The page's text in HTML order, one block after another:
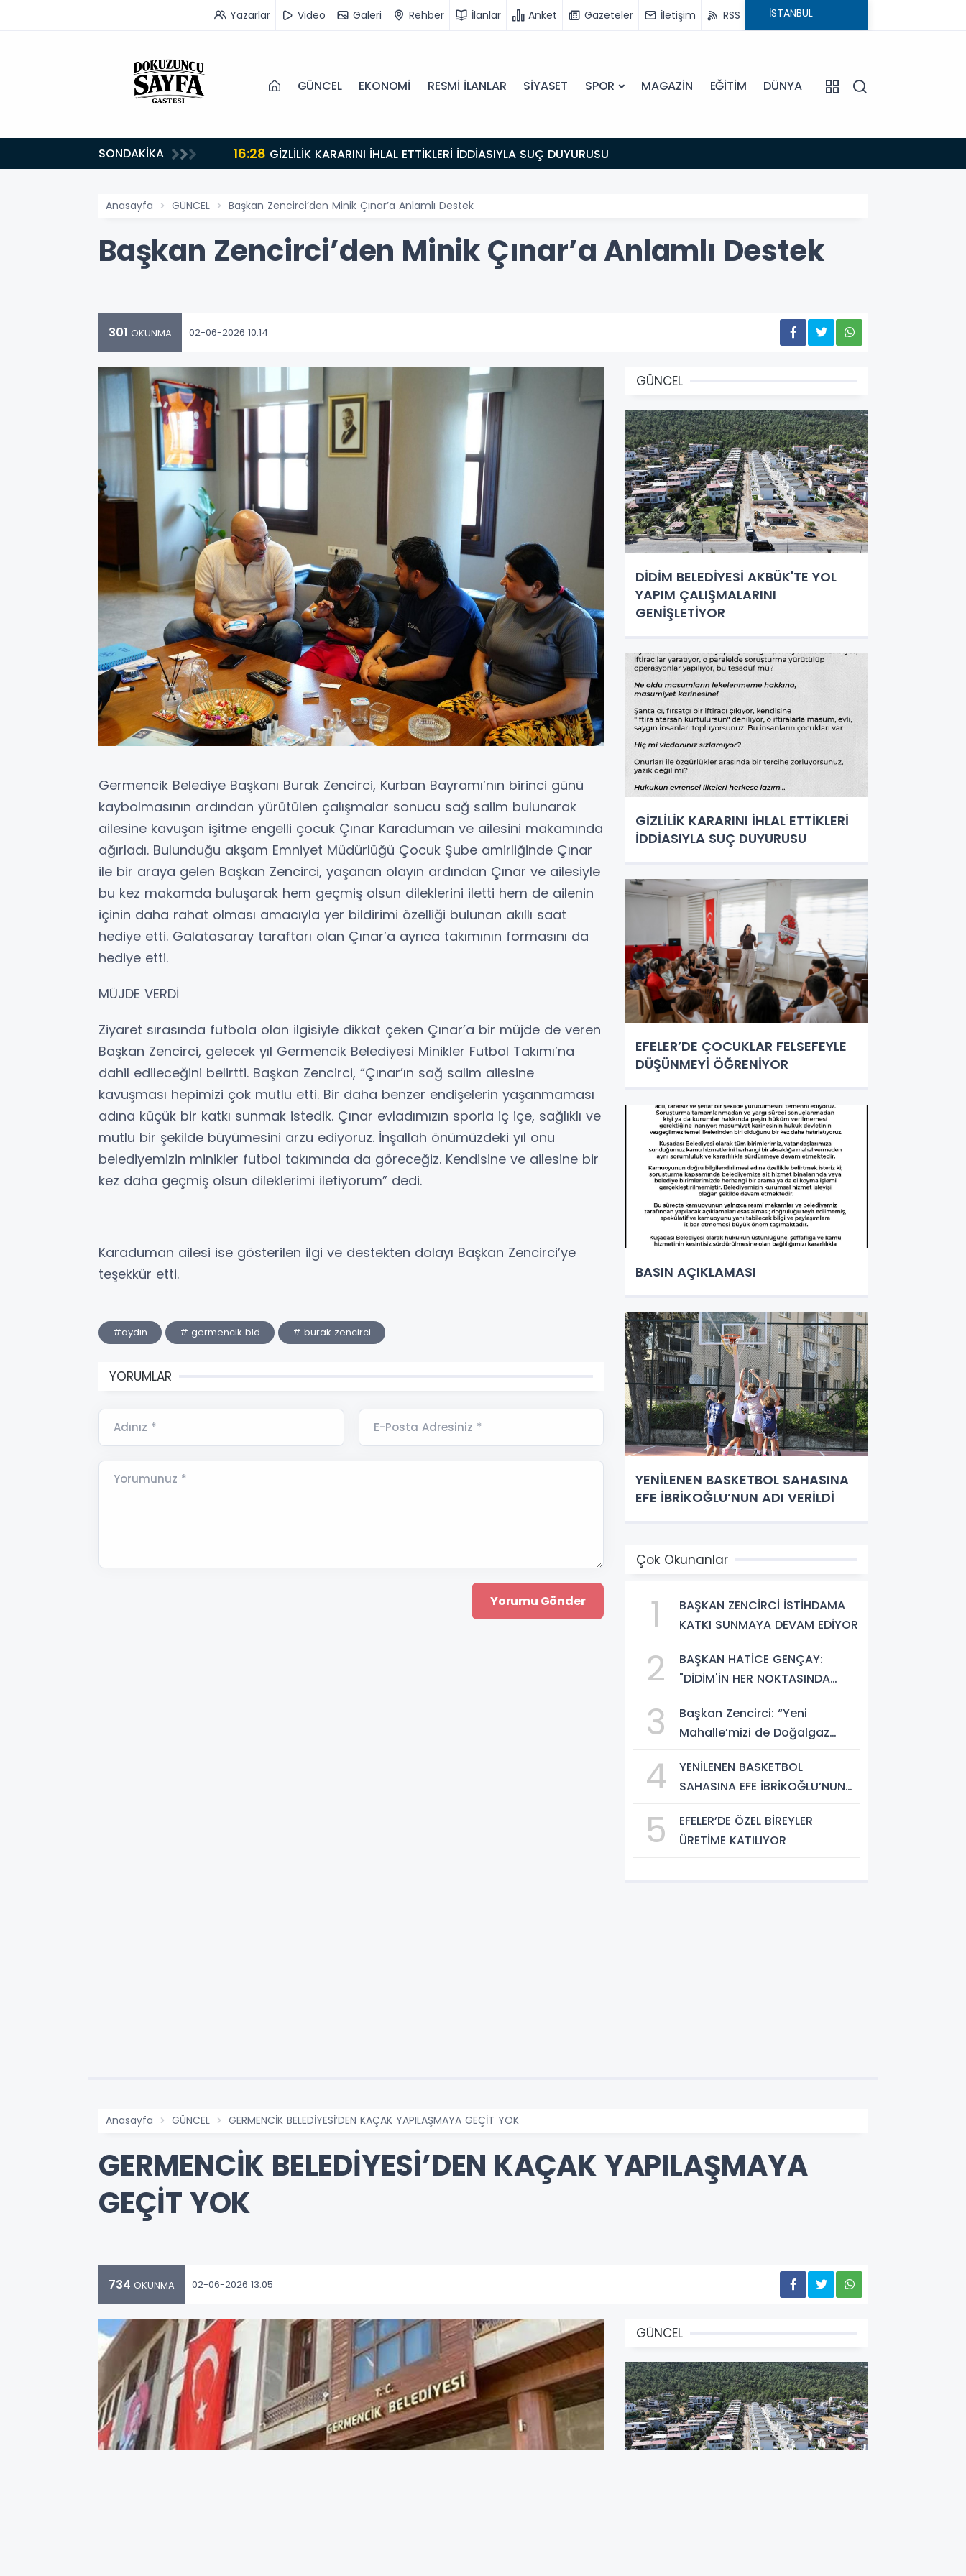
Yazarlar Video Galeri Rehber İlanlar Anket Gazeteler İletişim RSS
GÜNCEL EKONOMİ RESMİ İLANLAR SİYASET SPOR MAGAZİN EĞİTİM DÜNYA
SONDAKİKA 16:28 GİZLİLİK KARARINI İHLAL ETTİKLERİ İDDİASIYLA SUÇ DUYURUSU
Anasayfa GÜNCEL Başkan Zencirci’den Minik Çınar’a Anlamlı Destek
Başkan Zencirci’den Minik Çınar’a Anlamlı Destek
301 OKUNMA 02-06-2026 10:14
Germencik Belediye Başkanı Burak Zencirci, Kurban Bayramı’nın birinci günü
kaybolmasının ardından yürütülen çalışmalar sonucu sağ salim bulunarak
ailesine kavuşan işitme engelli çocuk Çınar Karaduman ve ailesini makamında
ağırladı. Bulunduğu akşam Emniyet Müdürlüğü Çocuk Şube amirliğinde Çınar
ile bir araya gelen Başkan Zencirci, yaşanan olayın ardından Çınar ve ailesiyle
bu kez makamda buluşarak hem geçmiş olsun dileklerini iletti hem de ailenin
içinin daha rahat olması amacıyla yer bildirimi özelliği bulunan akıllı saat
hediye etti. Galatasaray taraftarı olan Çınar’a ayrıca takımının formasını da
hediye etti.
MÜJDE VERDİ
Ziyaret sırasında futbola olan ilgisiyle dikkat çeken Çınar’a bir müjde de veren
Başkan Zencirci, gelecek yıl Germencik Belediyesi Minikler Futbol Takımı’na
dahil edileceğini belirtti. Başkan Zencirci, “Çınar’ın sağ salim ailesine
kavuşması hepimizi çok mutlu etti. Bir daha benzer endişelerin yaşanmaması
adına küçük bir katkı sunmak istedik. Çınar evladımızın sporla iç içe, sağlıklı ve
mutlu bir şekilde büyümesini arzu ediyoruz. İnşallah önümüzdeki yıl onu
belediyemizin minikler futbol takımında da göreceğiz. Kendisine ve ailesine bir
kez daha geçmiş olsun dileklerimi iletiyorum” dedi.
Karaduman ailesi ise gösterilen ilgi ve destekten dolayı Başkan Zencirci’ye
teşekkür etti.
#aydın # germencik bld # burak zencirci
YORUMLAR
Adınız * E-Posta Adresiniz *
Yorumunuz *
GÜNCEL
DİDİM BELEDİYESİ AKBÜK'TE YOL
YAPIM ÇALIŞMALARINI
GENİŞLETİYOR
GİZLİLİK KARARINI İHLAL ETTİKLERİ
İDDİASIYLA SUÇ DUYURUSU
EFELER’DE ÇOCUKLAR FELSEFEYLE
DÜŞÜNMEYİ ÖĞRENİYOR
BASIN AÇIKLAMASI
YENİLENEN BASKETBOL SAHASINA
EFE İBRİKOĞLU’NUN ADI VERİLDİ
Çok Okunanlar
1
BAŞKAN ZENCİRCİ İSTİHDAMA
KATKI SUNMAYA DEVAM EDİYOR
2
BAŞKAN HATİCE GENÇAY:
"DİDİM'İN HER NOKTASINDA
3
Başkan Zencirci: “Yeni
Mahalle’mizi de Doğalgaz
4
YENİLENEN BASKETBOL
SAHASINA EFE İBRİKOĞLU’NUN
5
EFELER’DE ÖZEL BİREYLER
ÜRETİME KATILIYOR
Anasayfa GÜNCEL GERMENCİK BELEDİYESİ’DEN KAÇAK YAPILAŞMAYA GEÇİT YOK
GERMENCİK BELEDİYESİ’DEN KAÇAK YAPILAŞMAYA
GEÇİT YOK
734 OKUNMA 02-06-2026 13:05
GÜNCEL